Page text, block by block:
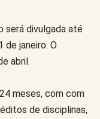
será divulgada até
de janeiro. O
abril.
meses, com com
de disciplinas,